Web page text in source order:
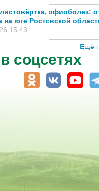
офиоболез:
на юге Ростовской
15:43
Ещё
соцсетях